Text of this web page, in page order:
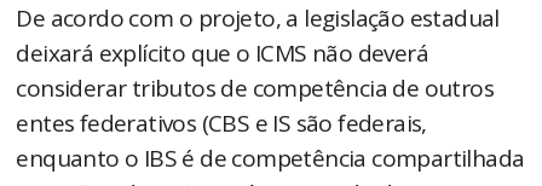
De acordo com o projeto, a legislação estadual
deixará explícito que o ICMS não deverá
considerar tributos de competência de outros
entes federativos (CBS e IS são federais,
enquanto o IBS é de competência compartilhada